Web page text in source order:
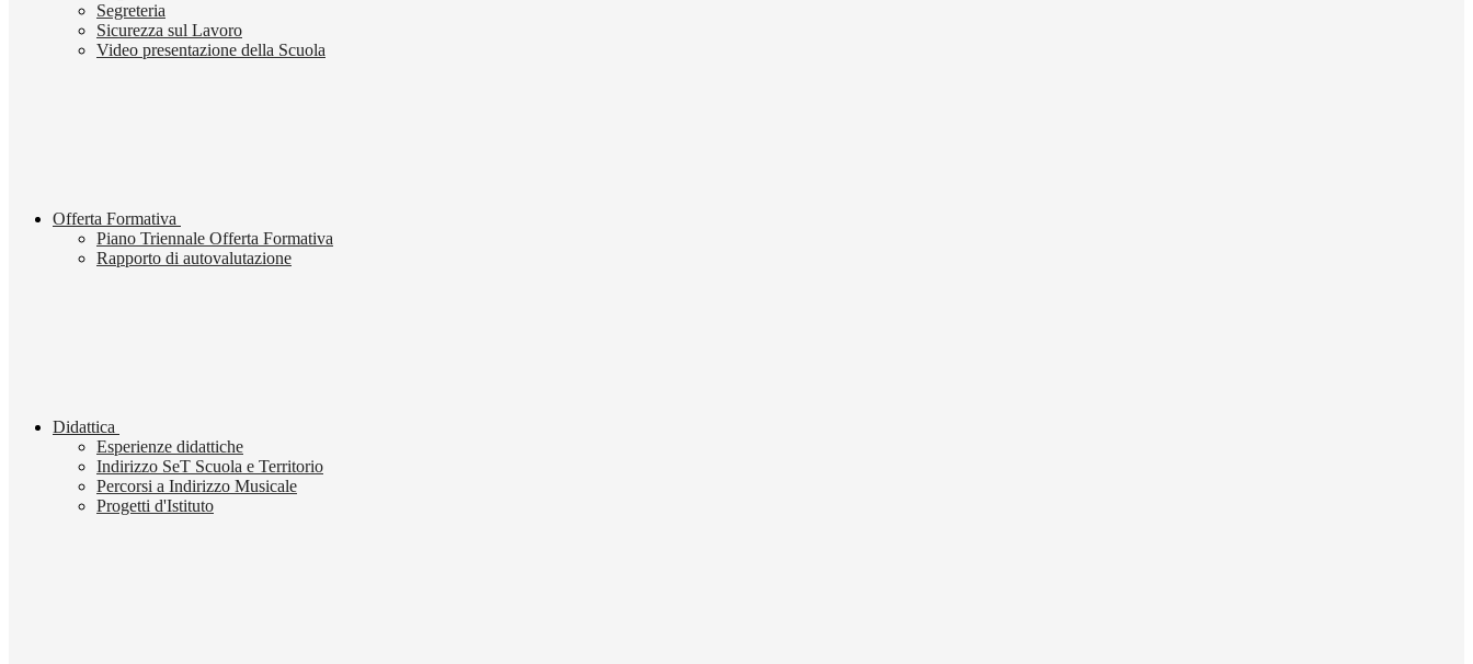
Segreteria
Sicurezza sul Lavoro
Video presentazione della Scuola
Offerta Formativa
Piano Triennale Offerta Formativa
Rapporto di autovalutazione
Didattica
Esperienze didattiche
Indirizzo SeT Scuola e Territorio
Percorsi a Indirizzo Musicale
Progetti d'Istituto